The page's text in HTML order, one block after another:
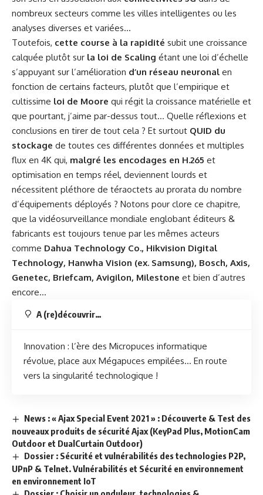
nombreux secteurs comme les villes intelligentes ou les
analyses diverses et variées…
Toutefois, cette course à la rapidité subit une croissance
calquée plutôt sur la loi de Scaling étant une loi d’échelle
s’appuyant sur l’amélioration d’un réseau neuronal en
fonction de certains facteurs, plutôt que l’empirique et
cultissime loi de Moore qui régit la croissance matérielle et
que pourtant, j’aime par-dessus tout… Quelle réflexions et
conclusions en tirer de tout cela ? Et surtout QUID du
stockage de toutes ces différentes données et multiples
flux en 4K qui, malgré les encodages en H.265 et
optimisation en temps réel, deviennent lourds et
nécessitent pléthore de téraoctets au prorata du nombre
d’équipements déployés ? Notons pour clore ce chapitre,
que la vidéosurveillance mondiale englobant éditeurs &
fabricants est toujours tenue par les mêmes acteurs
comme Dahua Technology Co., Hikvision Digital
Technology, Hanwha Vision (ex. Samsung), Bosch, Axis,
Genetec, Briefcam, Avigilon, Milestone et bien d’autres
encore…
A (re)découvrir…
Innovation : l’ère des Micropuces informatique
révolue, place aux Mégapuces empilées… En route
vers la singularité technologique !
News : « Ajax Special Event 2021 » : Découverte & Test des
nouveaux produits de sécurité Ajax (KeyPad Plus, MotionCam
Outdoor et DualCurtain Outdoor)
Dossier : Sécurité et vulnérabilités des technologies P2P,
UPnP & Telnet. Vulnérabilités et Sécurité en environnement
en environnement IoT